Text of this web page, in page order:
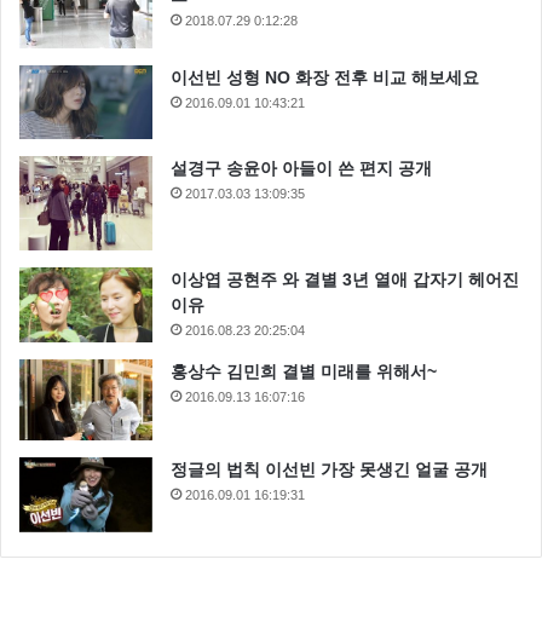
2018.07.29 0:12:28
이선빈 성형 NO 화장 전후 비교 해보세요
2016.09.01 10:43:21
설경구 송윤아 아들이 쓴 편지 공개
2017.03.03 13:09:35
이상엽 공현주 와 결별 3년 열애 갑자기 헤어진
이유
2016.08.23 20:25:04
홍상수 김민희 결별 미래를 위해서~
2016.09.13 16:07:16
정글의 법칙 이선빈 가장 못생긴 얼굴 공개
2016.09.01 16:19:31